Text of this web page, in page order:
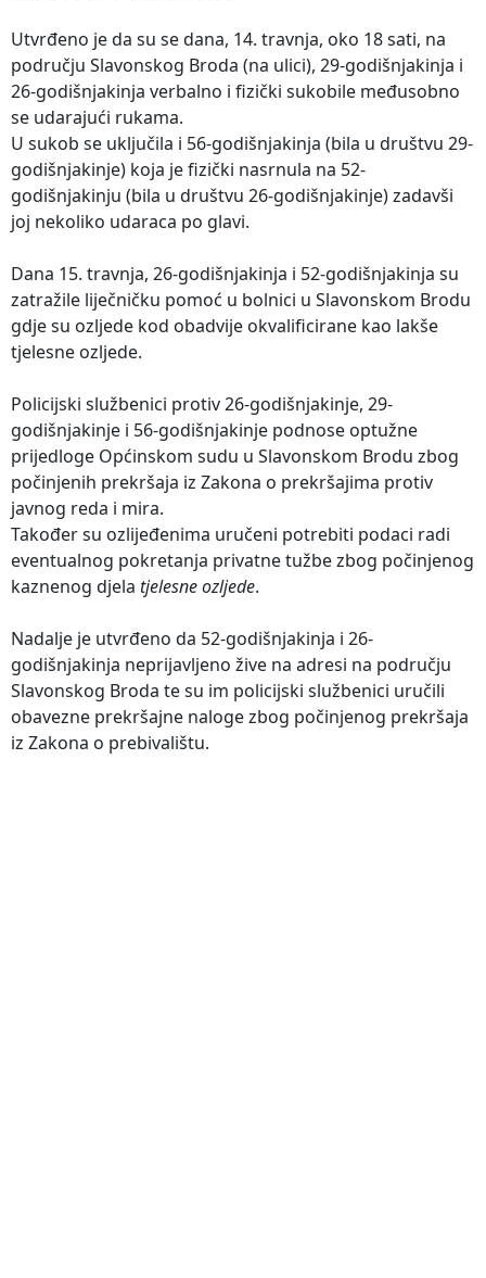
Utvrđeno je da su se dana, 14. travnja, oko 18 sati, na
području Slavonskog Broda (na ulici), 29-godišnjakinja i
26-godišnjakinja verbalno i fizički sukobile međusobno
se udarajući rukama.
U sukob se uključila i 56-godišnjakinja (bila u društvu 29-
godišnjakinje) koja je fizički nasrnula na 52-
godišnjakinju (bila u društvu 26-godišnjakinje) zadavši
joj nekoliko udaraca po glavi.
Dana 15. travnja, 26-godišnjakinja i 52-godišnjakinja su
zatražile liječničku pomoć u bolnici u Slavonskom Brodu
gdje su ozljede kod obadvije okvalificirane kao lakše
tjelesne ozljede.
Policijski službenici protiv 26-godišnjakinje, 29-
godišnjakinje i 56-godišnjakinje podnose optužne
prijedloge Općinskom sudu u Slavonskom Brodu zbog
počinjenih prekršaja iz Zakona o prekršajima protiv
javnog reda i mira.
Također su ozlijeđenima uručeni potrebiti podaci radi
eventualnog pokretanja privatne tužbe zbog počinjenog
kaznenog djela tjelesne ozljede.
Nadalje je utvrđeno da 52-godišnjakinja i 26-
godišnjakinja neprijavljeno žive na adresi na području
Slavonskog Broda te su im policijski službenici uručili
obavezne prekršajne naloge zbog počinjenog prekršaja
iz Zakona o prebivalištu.